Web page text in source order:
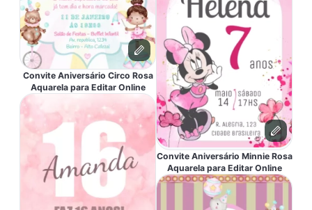
Convite Aniversário Circo Rosa
Aquarela para Editar Online
Convite Aniversário Minnie Rosa
Aquarela para Editar Online